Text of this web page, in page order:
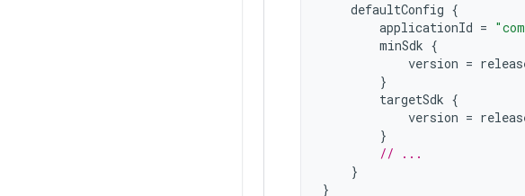
defaultConfig {
applicationId =
minSdk {
version =
}
targetSdk {
version =
}
// ...
}
}